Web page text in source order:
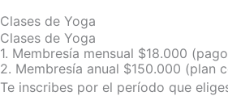
Clases de Yoga
Clases de Yoga
1. Membresía mensual $18.000
2. Membresía anual $150.000 (plan
Te inscribes por el período que